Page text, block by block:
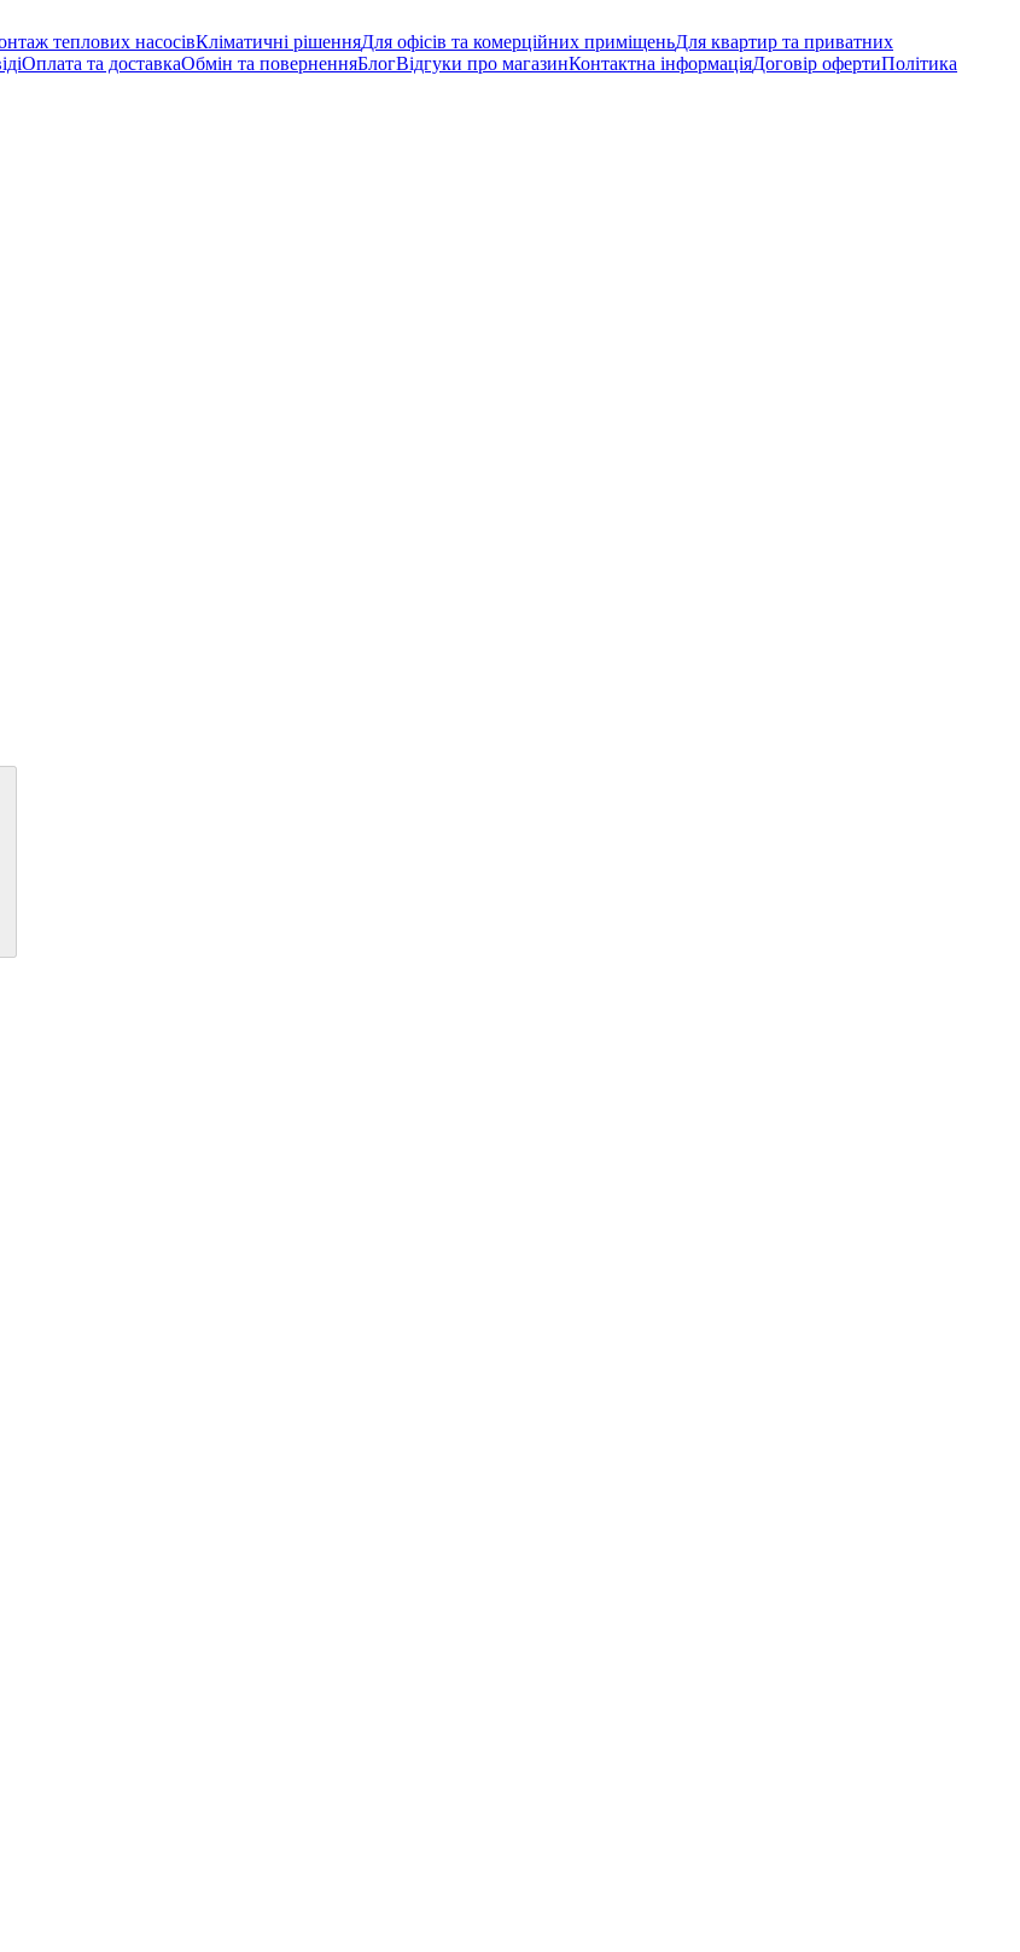
теплових насосівКліматичні рішенняДля офісів та комерційних приміщеньДля квартир та приватних
Оплата та доставкаОбмін та поверненняБлогВідгуки про магазинКонтактна інформаціяДоговір офертиПолітика